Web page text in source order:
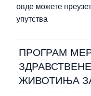
овде можете
упутства
ПРОГРАМ
ЖИВОТИЊА